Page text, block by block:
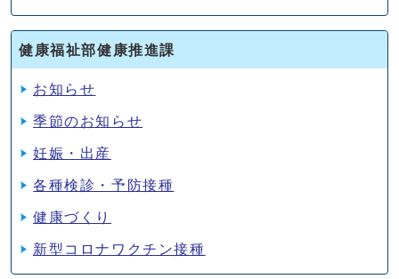
健康福祉部健康推進課
お知らせ
季節のお知らせ
妊娠・出産
各種検診・予防接種
健康づくり
新型コロナワクチン接種